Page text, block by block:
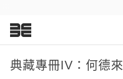
典藏專冊IV：何德來